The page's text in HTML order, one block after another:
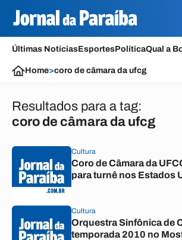
Últimas NotíciasEsportesPolíticaQual a
Home>coro de câmara da ufcg
Resultados para a tag:
coro de câmara da ufcg
Cultura
Coro de Câmara da
para turnê nos Estados
Cultura
Orquestra Sinfônica de
temporada 2010 no